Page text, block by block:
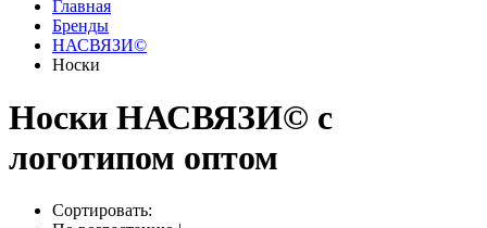
Главная
Бренды
НАСВЯЗИ©
Носки
Носки НАСВЯЗИ© с
логотипом оптом
Сортировать: